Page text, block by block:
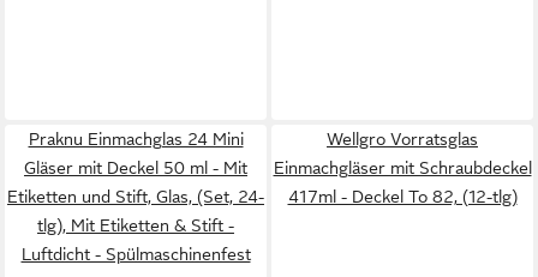
Praknu Einmachglas 24 Mini
Gläser mit Deckel 50 ml - Mit
Etiketten und Stift, Glas, (Set, 24-
tlg), Mit Etiketten & Stift -
Luftdicht - Spülmaschinenfest
Wellgro Vorratsglas
Einmachgläser mit Schraubdeckel
417ml - Deckel To 82, (12-tlg)